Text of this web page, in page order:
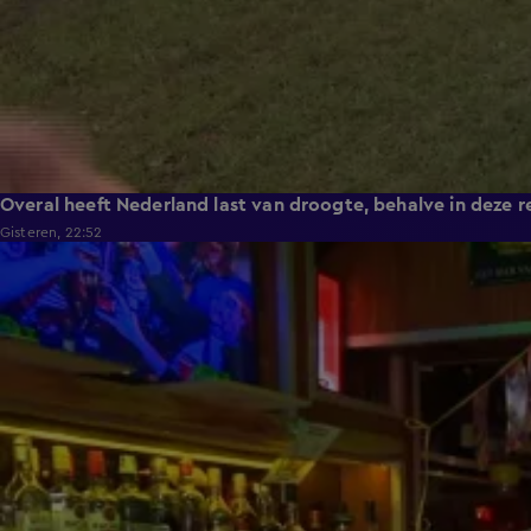
Overal heeft Nederland last van droogte, behalve in deze
Gisteren, 22:52
2:08